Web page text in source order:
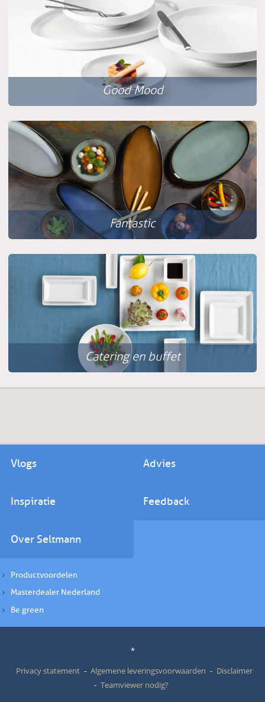
Good Mood
Fantastic
Catering en buffet
Vlogs Advies
Inspiratie Feedback
Over Seltmann
Productvoordelen
Masterdealer Nederland
Be green
*
Privacy statement
Algemene leveringsvoorwaarden
Disclaimer
Teamviewer nodig?